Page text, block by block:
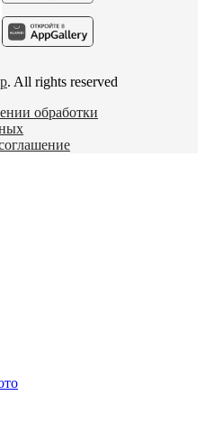
. All rights reserved
обработки